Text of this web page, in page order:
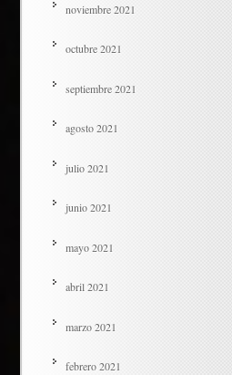
noviembre 2021
octubre 2021
septiembre 2021
agosto 2021
julio 2021
junio 2021
mayo 2021
abril 2021
marzo 2021
febrero 2021